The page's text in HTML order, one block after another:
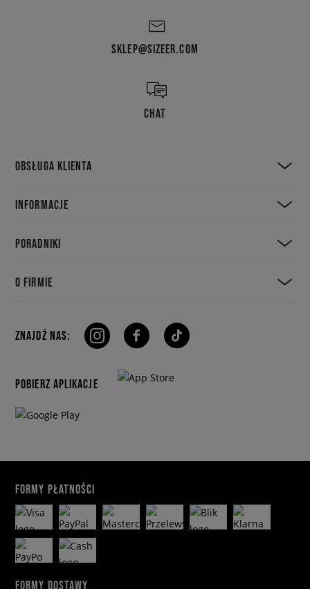
SKLEP@SIZEER.COM
CHAT
OBSŁUGA KLIENTA
INFORMACJE
PORADNIKI
O FIRMIE
ZNAJDŹ NAS:
POBIERZ APLIKACJE
FORMY PŁATNOŚCI
FORMY DOSTAWY